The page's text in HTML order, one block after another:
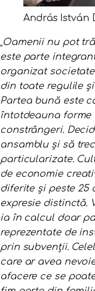
András István
„Oamenii nu pot
este parte
organizat
din toate regulile
Partea bună este
întotdeauna forme
constrângeri.
ansamblu și să
particularizate.
de economie
diferite și peste 25
expresie distinctă.
ia în calcul doar
reprezentate de
prin subvenții.
care ar avea
afacere ce se